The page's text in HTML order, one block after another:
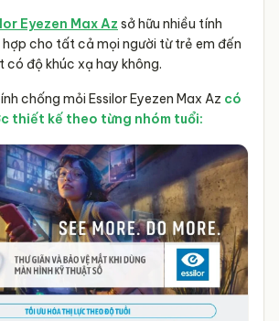
Eyezen Max Az sở hữu nhiều tính
hợp cho tất cả mọi người từ trẻ em đến
có độ khúc xạ hay không.
chống mỏi Essilor Eyezen Max Az có
thiết kế theo từng nhóm tuổi: